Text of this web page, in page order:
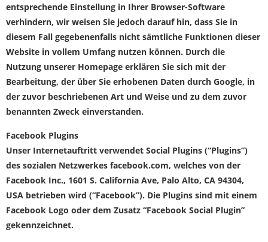
entsprechende Einstellung in Ihrer Browser-Software
verhindern, wir weisen Sie jedoch darauf hin, dass Sie in
diesem Fall gegebenenfalls nicht sämtliche Funktionen dieser
Website in vollem Umfang nutzen können. Durch die
Nutzung unserer Homepage erklären Sie sich mit der
Bearbeitung, der über Sie erhobenen Daten durch Google, in
der zuvor beschriebenen Art und Weise und zu dem zuvor
benannten Zweck einverstanden.
Facebook Plugins
Unser Internetauftritt verwendet Social Plugins (“Plugins”)
des sozialen Netzwerkes facebook.com, welches von der
Facebook Inc., 1601 S. California Ave, Palo Alto, CA 94304,
USA betrieben wird (“Facebook”). Die Plugins sind mit einem
Facebook Logo oder dem Zusatz “Facebook Social Plugin”
gekennzeichnet.